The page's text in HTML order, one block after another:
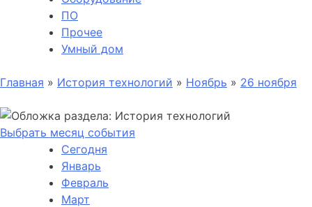
ПО
Прочее
Умный дом
Главная » История технологий » Ноябрь » 26 ноября
Выбрать месяц события
Сегодня
Январь
Февраль
Март